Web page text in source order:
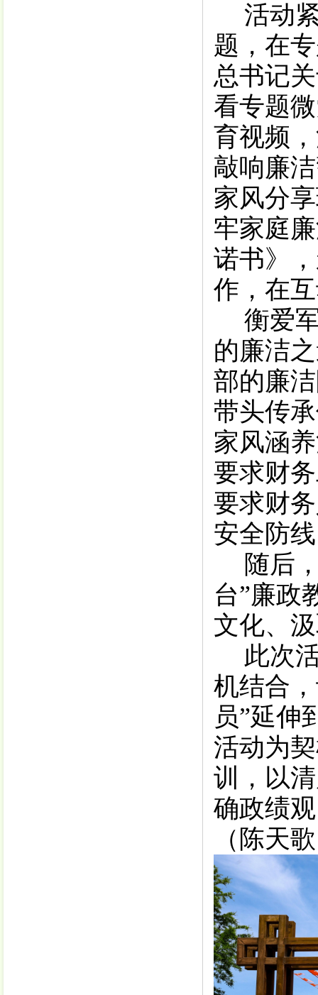
活动
题，在
总书记
看专题
育视频
敲响廉
家风分
牢家庭
诺书》
作，在
衡爱
的廉洁
部的廉
带头传
家风涵
要求财
要求财
安全防
随后
台”廉政
文化、
此次
机结合
员”延伸
活动为
训，以
确政绩
（ 陈天